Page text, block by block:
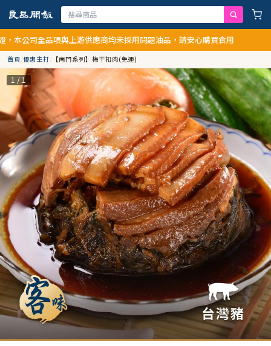
公司全品項與上游供應商均未採用問題油品，請安心購買食用
首頁/優惠主打/ 【南門系列】梅干扣肉(免運)
1 / 1